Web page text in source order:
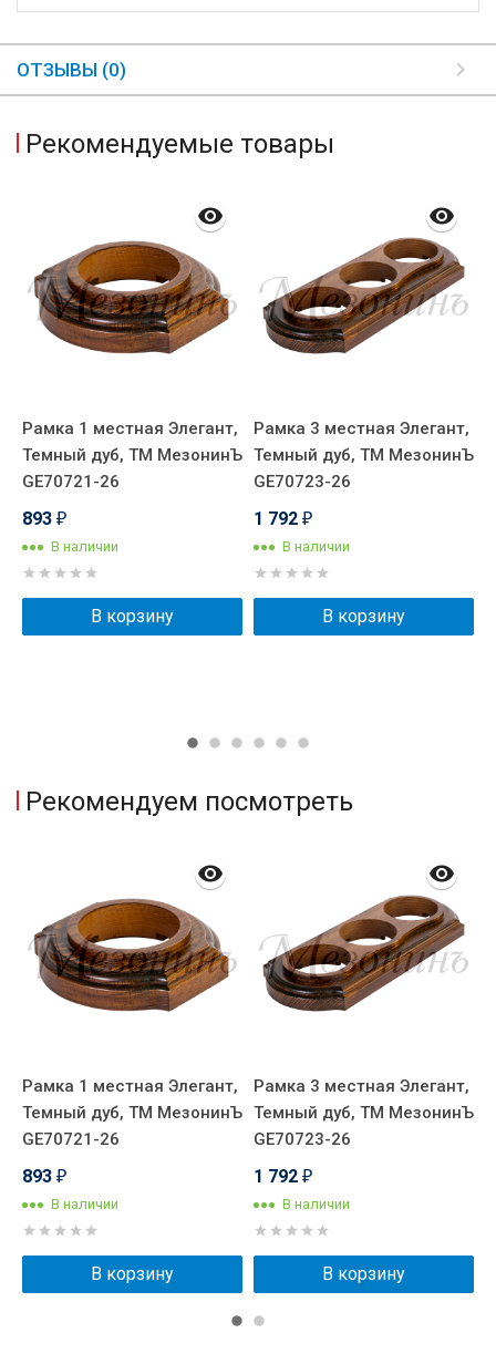
ОТЗЫВЫ (0)
Рекомендуемые товары
Рамка 1 местная Элегант,
Темный дуб, ТМ МезонинЪ
GE70721-26
893 ₽
В наличии
В корзину
Рамка 3 местная Элегант,
Темный дуб, ТМ МезонинЪ
GE70723-26
1 792 ₽
В наличии
В корзину
Рекомендуем посмотреть
Рамка 1 местная Элегант,
Темный дуб, ТМ МезонинЪ
GE70721-26
893 ₽
В наличии
В корзину
Рамка 3 местная Элегант,
Темный дуб, ТМ МезонинЪ
GE70723-26
1 792 ₽
В наличии
В корзину